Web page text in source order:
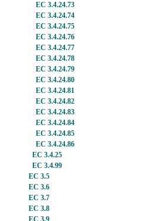
EC 3.4.24.73
EC 3.4.24.74
EC 3.4.24.75
EC 3.4.24.76
EC 3.4.24.77
EC 3.4.24.78
EC 3.4.24.79
EC 3.4.24.80
EC 3.4.24.81
EC 3.4.24.82
EC 3.4.24.83
EC 3.4.24.84
EC 3.4.24.85
EC 3.4.24.86
EC 3.4.25
EC 3.4.99
EC 3.5
EC 3.6
EC 3.7
EC 3.8
EC 3.9